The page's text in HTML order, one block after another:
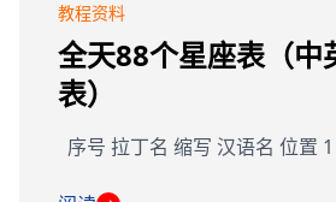
教程资料
全天88个星座表（中
表）
序号 拉丁名 缩写 汉语名 位置